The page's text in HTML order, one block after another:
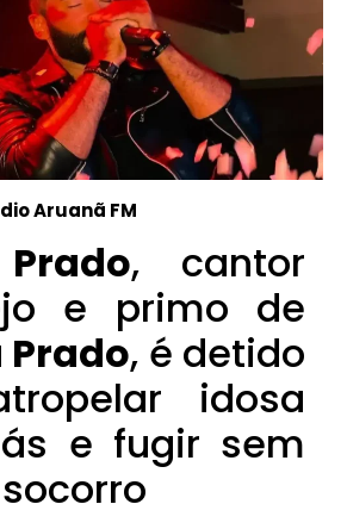
Aruanã FM
, cantor
e primo de
Prado, é detido
idosa
e fugir sem